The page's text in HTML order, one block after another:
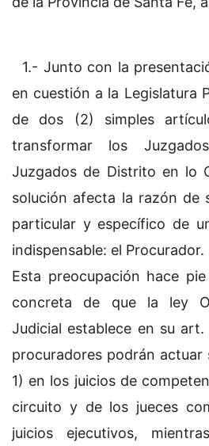
1.- Junto con la
en cuestión a la Legislatura
de dos (2) simples
transformar los
Juzgados de Distrito en lo
solución afecta la razón de
particular y específico de
indispensable: el Procurador.
Esta preocupación hace
concreta de que la ley
Judicial establece en su
procuradores podrán actuar
1) en los juicios de
circuito y de los jueces
juicios ejecutivos,